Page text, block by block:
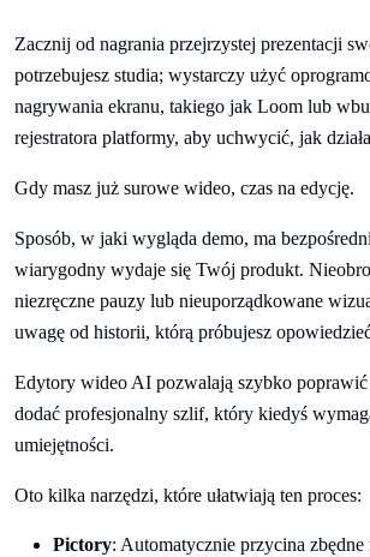
Zacznij od nagrania przejrzystej prezentacji
potrzebujesz studia; wystarczy użyć
nagrywania ekranu, takiego jak Loom lub
rejestratora platformy, aby uchwycić, jak
Gdy masz już surowe wideo, czas na edycję.
Sposób, w jaki wygląda demo, ma
wiarygodny wydaje się Twój produkt.
niezręczne pauzy lub nieuporządkowane
uwagę od historii, którą próbujesz
Edytory wideo AI pozwalają szybko poprawić
dodać profesjonalny szlif, który kiedyś
umiejętności.
Oto kilka narzędzi, które ułatwiają ten proces:
Pictory: Automatycznie przycina zbędne